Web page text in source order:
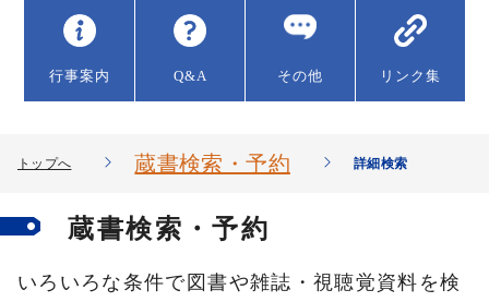
行事案内 Q&A その他 リンク集
トップへ 蔵書検索・予約 詳細検索
蔵書検索・予約
いろいろな条件で図書や雑誌・視聴覚資料を検